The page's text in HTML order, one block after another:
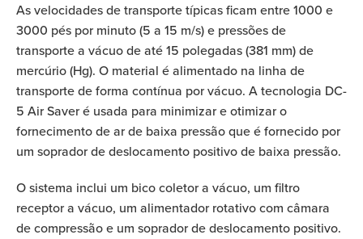
As velocidades de transporte típicas ficam entre 1000 e
3000 pés por minuto (5 a 15 m/s) e pressões de
transporte a vácuo de até 15 polegadas (381 mm) de
mercúrio (Hg). O material é alimentado na linha de
transporte de forma contínua por vácuo. A tecnologia DC-
5 Air Saver é usada para minimizar e otimizar o
fornecimento de ar de baixa pressão que é fornecido por
um soprador de deslocamento positivo de baixa pressão.
O sistema inclui um bico coletor a vácuo, um filtro
receptor a vácuo, um alimentador rotativo com câmara
de compressão e um soprador de deslocamento positivo.